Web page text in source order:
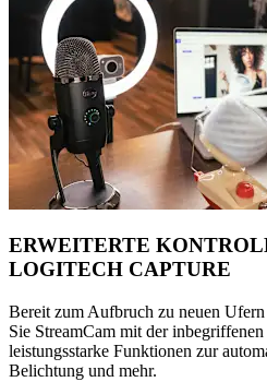
ERWEITERTE
LOGITECH CAPTURE
Bereit zum Aufbruch zu neuen
Sie StreamCam mit der
leistungsstarke Funktionen zur
Belichtung und mehr.